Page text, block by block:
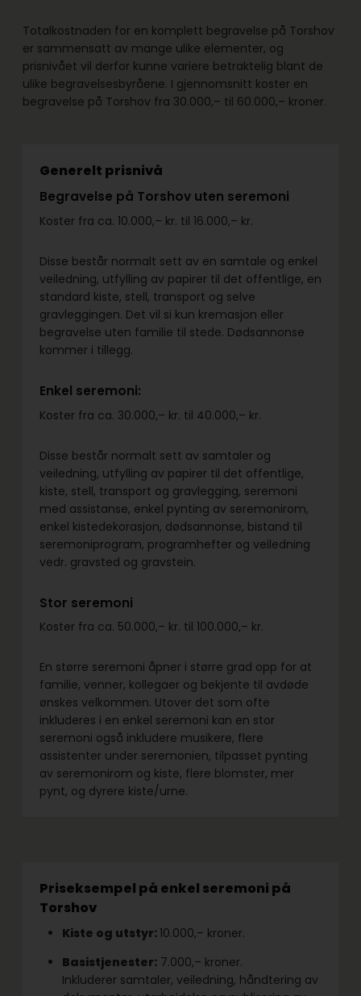
Totalkostnaden for en komplett begravelse på Torshov
er sammensatt av mange ulike elementer, og
prisnivået vil derfor kunne variere betraktelig blant de
ulike begravelsesbyråene. I gjennomsnitt koster en
begravelse på Torshov fra 30.000,– til 60.000,– kroner.
Generelt prisnivå
Begravelse på Torshov uten seremoni
Koster fra ca. 10.000,– kr. til 16.000,– kr.
Disse består normalt sett av en samtale og enkel
veiledning, utfylling av papirer til det offentlige, en
standard kiste, stell, transport og selve
gravleggingen. Det vil si kun kremasjon eller
begravelse uten familie til stede. Dødsannonse
kommer i tillegg.
Enkel seremoni:
Koster fra ca. 30.000,– kr. til 40.000,– kr.
Disse består normalt sett av samtaler og
veiledning, utfylling av papirer til det offentlige,
kiste, stell, transport og gravlegging, seremoni
med assistanse, enkel pynting av seremonirom,
enkel kistedekorasjon, dødsannonse, bistand til
seremoniprogram, programhefter og veiledning
vedr. gravsted og gravstein.
Stor seremoni
Koster fra ca. 50.000,– kr. til 100.000,– kr.
En større seremoni åpner i større grad opp for at
familie, venner, kollegaer og bekjente til avdøde
ønskes velkommen. Utover det som ofte
inkluderes i en enkel seremoni kan en stor
seremoni også inkludere musikere, flere
assistenter under seremonien, tilpasset pynting
av seremonirom og kiste, flere blomster, mer
pynt, og dyrere kiste/urne.
Priseksempel på enkel seremoni på
Torshov
Kiste og utstyr:10.000,– kroner.
Basistjenester: 7.000,– kroner.
Inkluderer samtaler, veiledning, håndtering av